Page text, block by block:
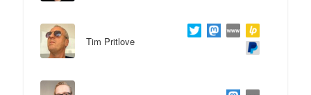
Tim Pritlove